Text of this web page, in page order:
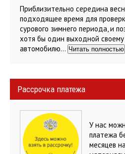
Приблизительно середина
подходящее время для
сурового зимнего периода, и
хотя бы один выходной
автомобилю… Читать полностью
Рассрочка платежа
У нас
платежа
месяцев